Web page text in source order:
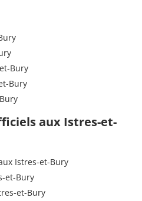
Bury
Bury
aux Istres-et-
Istres-et-Bury
et-Bury
et-Bury